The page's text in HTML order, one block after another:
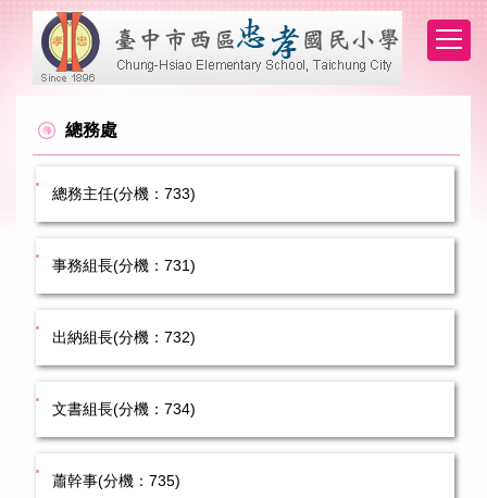
總務處
總務主任(分機：733)
事務組長(分機：731)
出納組長(分機：732)
文書組長(分機：734)
蕭幹事(分機：735)